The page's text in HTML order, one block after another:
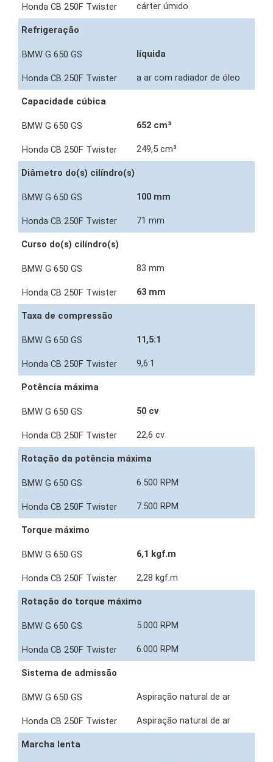
cárter úmido
Refrigeração
líquida
a ar com radiador de óleo
Capacidade cúbica
652 cm³
249,5 cm³
Diâmetro do(s) cilíndro(s)
100 mm
71 mm
Curso do(s) cilíndro(s)
83 mm
63 mm
Taxa de compressão
11,5:1
9,6:1
Potência máxima
50 cv
22,6 cv
Rotação da potência máxima
6.500 RPM
7.500 RPM
Torque máximo
6,1 kgf.m
2,28 kgf.m
Rotação do torque máximo
5.000 RPM
6.000 RPM
Sistema de admissão
Aspiração natural de ar
Aspiração natural de ar
Marcha lenta